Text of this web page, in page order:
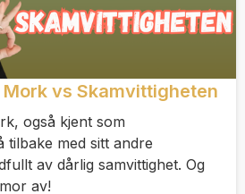
vs Skamvittigheten
også kjent som
tilbake med sitt andre
av dårlig samvittighet. Og
av!